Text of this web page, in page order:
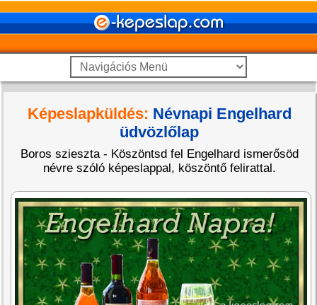
Képeslapküldés: Névnapi Engelhard
üdvözlőlap
Boros szieszta - Köszöntsd fel Engelhard ismerősöd
névre szóló képeslappal, köszöntő felirattal.